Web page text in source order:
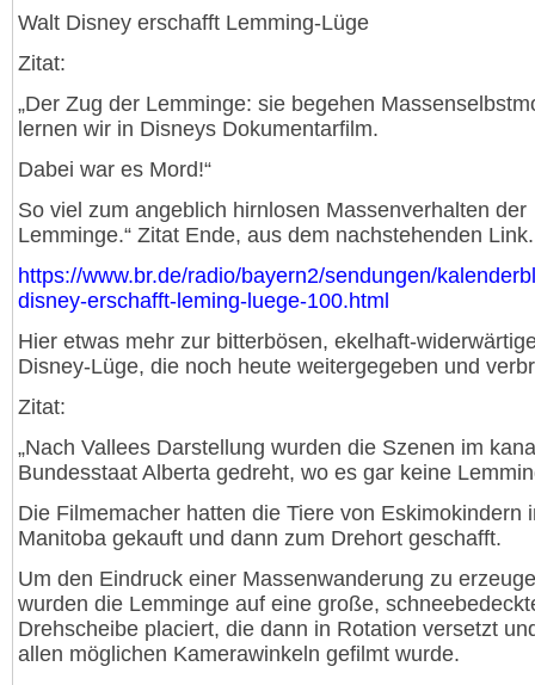
Walt Disney erschafft Lemming-Lüge
Zitat:
„Der Zug der Lemminge: sie begehen
lernen wir in Disneys Dokumentarfilm.
Dabei war es Mord!“
So viel zum angeblich hirnlosen Massenverhalten der
Lemminge.“ Zitat Ende, aus dem nachstehenden Link.
https://www.br.de/radio/bayern2/sendungen/
disney-erschafft-leming-luege-100.html
Hier etwas mehr zur bitterbösen, ekelhaft-
Disney-Lüge, die noch heute weitergegeben und
Zitat:
„Nach Vallees Darstellung wurden die Szenen im
Bundesstaat Alberta gedreht, wo es gar keine
Die Filmemacher hatten die Tiere von Eskimokindern
Manitoba gekauft und dann zum Drehort geschafft.
Um den Eindruck einer Massenwanderung zu
wurden die Lemminge auf eine große,
Drehscheibe placiert, die dann in Rotation versetzt
allen möglichen Kamerawinkeln gefilmt wurde.